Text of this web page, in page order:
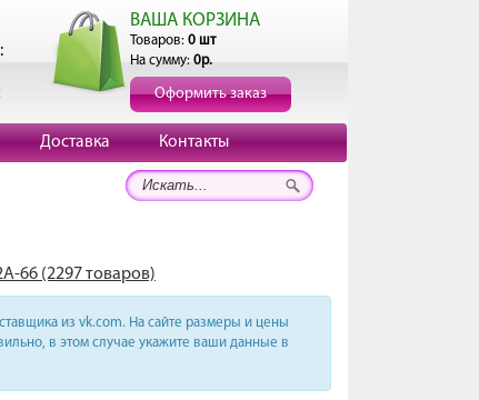
ВАША КОРЗИНА
Товаров: 0 шт
На сумму: 0р.
Оформить заказ
Доставка Контакты
66 (2297 товаров)
из vk.com. На сайте размеры и цены
в этом случае укажите ваши данные в